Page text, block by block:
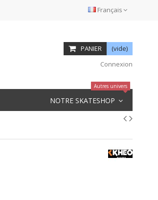
Français
PANIER
(vide)
Connexion
NOTRE SKATESHOP
Autres univers